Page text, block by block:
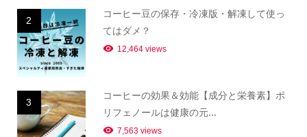
2
コーヒー豆の保存・冷凍版・解凍して使っ
てはダメ？
12,464 views
3
コーヒーの効果＆効能【成分と栄養素】ポ
リフェノールは健康の元...
7,563 views